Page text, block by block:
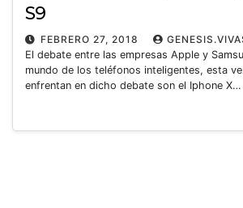
S9
FEBRERO 27, 2018
El debate entre las empresas Apple y
mundo de los teléfonos inteligentes, esta
enfrentan en dicho debate son el Iphone X…